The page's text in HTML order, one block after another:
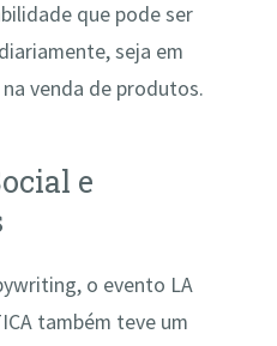
que pode ser
seja em
venda de produtos.
e
o evento LA
também teve um